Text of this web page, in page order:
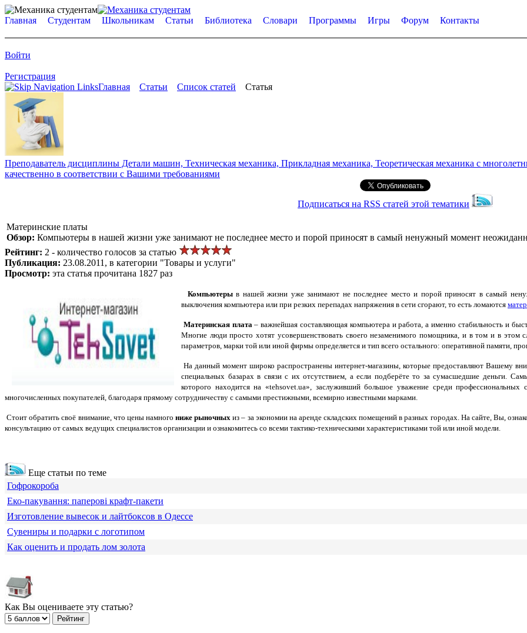
Главная Студентам Школьникам Статьи Библиотека Словари Программы Игры Форум Контакты
Войти
Регистрация
Главная
Статьи Список статей Статья
Преподаватель дисциплины Детали машин, Техническая механика, Прикладная механика, Теоретическая механика с
качественно в соответствии с Вашими требованиями
Подписаться на RSS статей этой тематики
Материнские платы
Обзор: Компьютеры в нашей жизни уже занимают не последнее место и порой приносят в самый ненужный момент
Рейтинг: 2 - количество голосов за статью
Публикация: 23.08.2011, в категории "Товары и услуги"
Просмотр: эта статья прочитана 1827 раз
Компьютерыв нашей жизни уже занимают не последнее место и порой приносят в самый
выключения компьютера или при резких перепадах напряжения в сети сгорают, то есть ломаются
Материнская плата – важнейшая составляющая компьютера и работа, а именно стабильность и
Многие люди просто хотят усовершенствовать своего незаменимого помощника, и в том и в этом
параметров, марки той или иной фирмы определяется и тип всего остального: оперативной памяти,
На данный момент широко распространены интернет-магазины, которые предоставляют Вашему
специальных базарах в связи с их отсутствием, а если подберёте то за сумасшедшие деньги.
которого находится на «tehsovet.ua», заслуживший большое уважение среди
многочисленных покупателей, благодаря прямому сотрудничеству с самыми престижными, всемирно известными марками.
Стоит обратить своё внимание, что цены намногониже рыночных из – за экономии на аренде складских помещений в разных городах. На сайте, Вы,
консультацию от самых ведущих специалистов организации и ознакомитесь со всеми тактико-техническими характеристиками той или иной модели.
Еще статьи по теме
Гофрокороба
Еко-пакування: паперові крафт-пакети
Изготовление вывесок и лайтбоксов в Одессе
Сувениры и подарки с логотипом
Как оценить и продать лом золота
Как Вы оцениваете эту статью?